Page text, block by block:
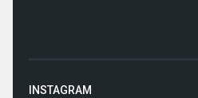
INSTAGRAM